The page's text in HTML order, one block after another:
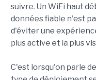
suivre. Un WiFi haut
données fiable n'est
d'éviter une
plus active et la plus
C'est lorsqu'on parle